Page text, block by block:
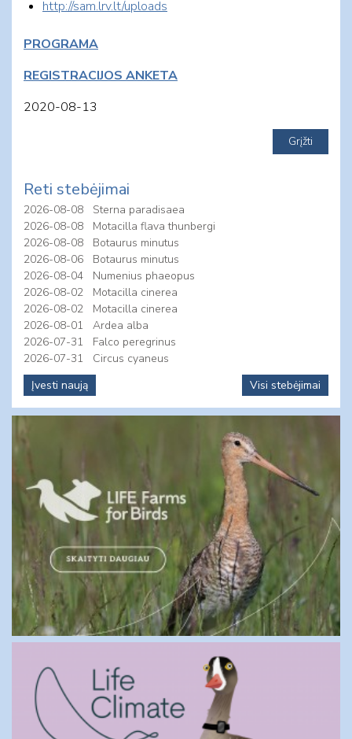
http://sam.lrv.lt/uploads
PROGRAMA
REGISTRACIJOS ANKETA
2020-08-13
Reti stebėjimai
2026-08-08
Sterna paradisaea
2026-08-08
Motacilla flava thunbergi
2026-08-08
Botaurus minutus
2026-08-06
Botaurus minutus
2026-08-04
Numenius phaeopus
2026-08-02
Motacilla cinerea
2026-08-02
Motacilla cinerea
2026-08-01
Ardea alba
2026-07-31
Falco peregrinus
2026-07-31
Circus cyaneus
Įvesti naują
Visi stebėjimai